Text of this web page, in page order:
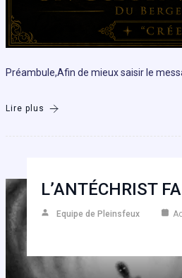
Préambule,Afin de mieux saisir le
Lire plus
L’ANTÉCHRIST
Equipe de Pleinsfeux